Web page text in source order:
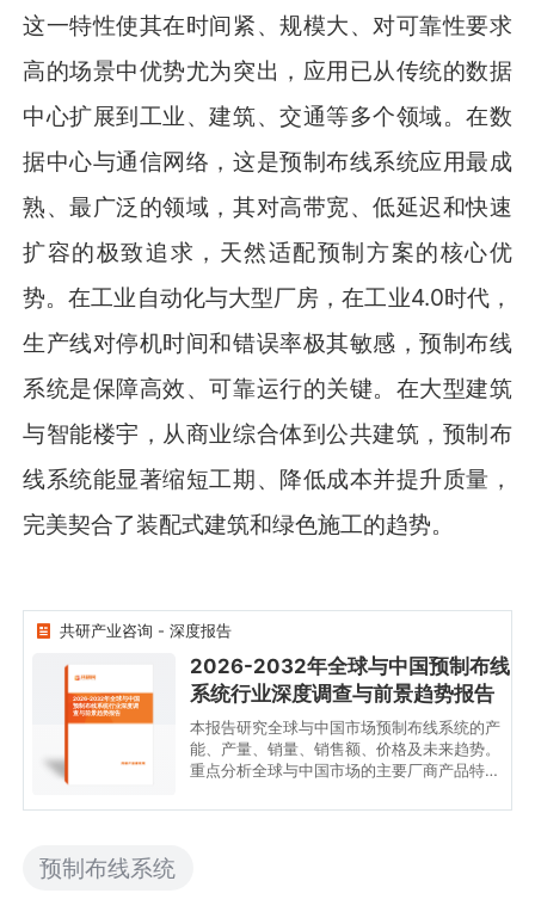
这一特性使其在时间紧、规模大、对可靠性要求
高的场景中优势尤为突出，应用已从传统的数据
中心扩展到工业、建筑、交通等多个领域。在数
据中心与通信网络，这是预制布线系统应用最成
熟、最广泛的领域，其对高带宽、低延迟和快速
扩容的极致追求，天然适配预制方案的核心优
势。在工业自动化与大型厂房，在工业4.0时代，
生产线对停机时间和错误率极其敏感，预制布线
系统是保障高效、可靠运行的关键。在大型建筑
与智能楼宇，从商业综合体到公共建筑，预制布
线系统能显著缩短工期、降低成本并提升质量，
完美契合了装配式建筑和绿色施工的趋势。
共研产业咨询 - 深度报告
2026-2032年全球与中国
预制布线系统行业深度调
查与前景趋势报告
2026-2032年全球与中国预制布线
系统行业深度调查与前景趋势报告
本报告研究全球与中国市场预制布线系统的产
能、产量、销量、销售额、价格及未来趋势。
重点分析全球与中国市场的主要厂商产品特
和中国市场主要生产商的市场份额。历史数据
预制布线系统